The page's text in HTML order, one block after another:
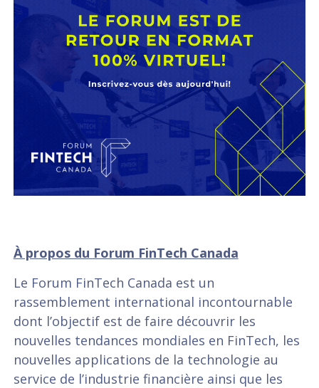
À propos du Forum FinTech Canada
Le Forum FinTech Canada est un
rassemblement international incontournable
dont l’objectif est de faire découvrir les
nouvelles tendances mondiales en FinTech, les
nouvelles applications de la technologie au
service de l’industrie financière ainsi que les